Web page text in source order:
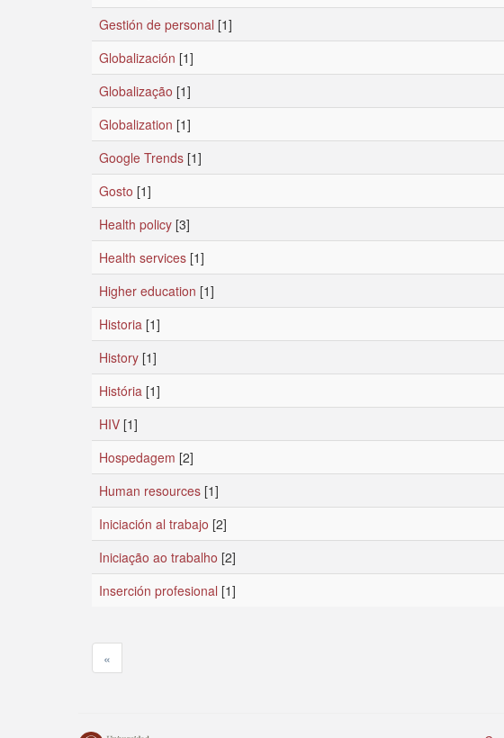
Gestión de personal [1]
Globalización [1]
Globalização [1]
Globalization [1]
Google Trends [1]
Gosto [1]
Health policy [3]
Health services [1]
Higher education [1]
Historia [1]
History [1]
História [1]
HIV [1]
Hospedagem [2]
Human resources [1]
Iniciación al trabajo [2]
Iniciação ao trabalho [2]
Inserción profesional [1]
«